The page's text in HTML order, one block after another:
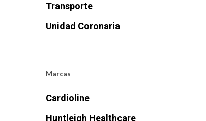
Transporte
Unidad Coronaria
Marcas
Cardioline
Huntleigh Healthcare